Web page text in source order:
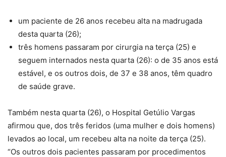
um paciente de 26 anos recebeu alta na madrugada
desta quarta (26);
três homens passaram por cirurgia na terça (25) e
seguem internados nesta quarta (26): o de 35 anos está
estável, e os outros dois, de 37 e 38 anos, têm quadro
de saúde grave.
Também nesta quarta (26), o Hospital Getúlio Vargas
afirmou que, dos três feridos (uma mulher e dois homens)
levados ao local, um recebeu alta na noite da terça (25).
“Os outros dois pacientes passaram por procedimentos